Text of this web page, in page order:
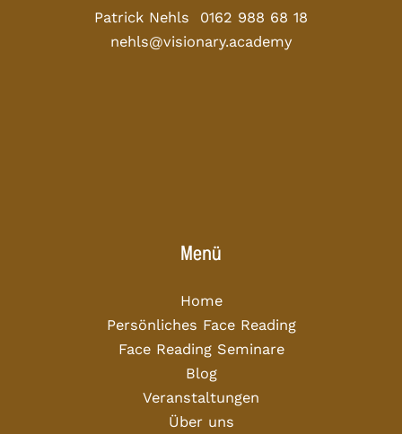
Patrick Nehls 0162 988 68 18
nehls@visionary.academy
Menü
Home
Persönliches Face Reading
Face Reading Seminare
Blog
Veranstaltungen
Über uns